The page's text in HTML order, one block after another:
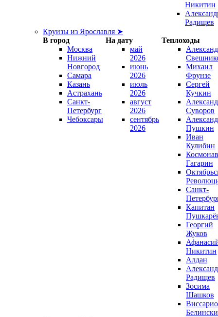
Никитин
Радищев
Круизы из Ярославля ➤
В город
На дату
Теплоходы
Москва
Нижний
Новгород
Самара
Казань
Астрахань
Санкт-
Петербург
Чебоксары
май
2026
июнь
2026
июль
2026
август
2026
сентябрь
2026
Михаил
Фрунзе
Сергей
Кучкин
Суворов
Пушкин
Иван
Кулибин
Гагарин
Санкт-
Капитан
Георгий
Жуков
Никитин
Алдан
Радищев
Зосима
Шашков